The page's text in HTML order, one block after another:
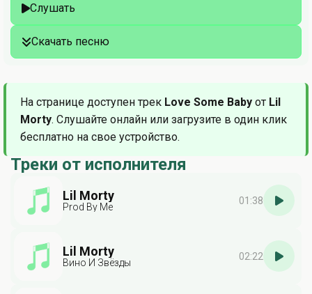
Слушать
Скачать песню
На странице доступен трек Love Some Baby от Lil
Morty. Слушайте онлайн или загрузите в один клик
бесплатно на свое устройство.
Треки от исполнителя
Lil Morty
Prod By Me
01:38
Lil Morty
Вино И Звёзды
02:22